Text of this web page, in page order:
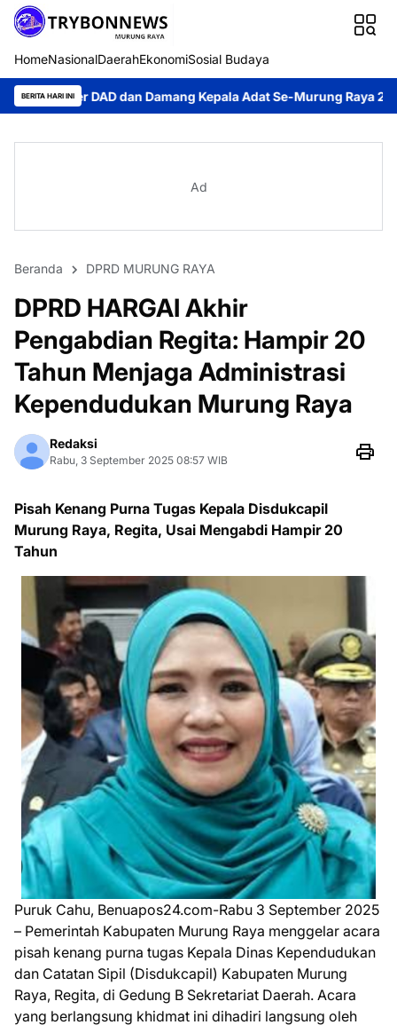
HomeNasionalDaerahEkonomiSosial Budaya
BERITA HARI INI
Damang Kepala Adat Se-Murung Raya 2026 Rahmanto
Ad
Beranda DPRD MURUNG RAYA
DPRD HARGAI Akhir
Pengabdian Regita: Hampir 20
Tahun Menjaga Administrasi
Kependudukan Murung Raya
Redaksi
Rabu, 3 September 2025 08:57 WIB
Pisah Kenang Purna Tugas Kepala Disdukcapil
Murung Raya, Regita, Usai Mengabdi Hampir 20
Tahun
Puruk Cahu, Benuapos24.com-Rabu 3 September 2025
– Pemerintah Kabupaten Murung Raya menggelar acara
pisah kenang purna tugas Kepala Dinas Kependudukan
dan Catatan Sipil (Disdukcapil) Kabupaten Murung
Raya, Regita, di Gedung B Sekretariat Daerah. Acara
yang berlangsung khidmat ini dihadiri langsung oleh